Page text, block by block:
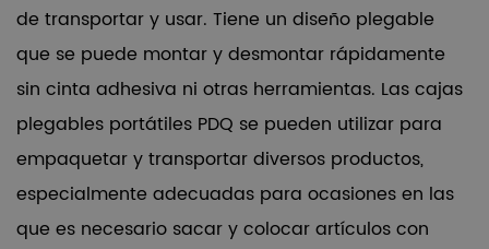
de transportar y usar. Tiene un diseño plegable
que se puede montar y desmontar rápidamente
sin cinta adhesiva ni otras herramientas. Las cajas
plegables portátiles PDQ se pueden utilizar para
empaquetar y transportar diversos productos,
especialmente adecuadas para ocasiones en las
que es necesario sacar y colocar artículos con